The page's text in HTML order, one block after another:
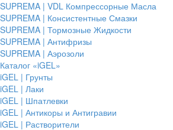
SUPREMA | VDL Компрессорные Масла
SUPREMA | Консистентные Смазки
SUPREMA | Тормозные Жидкости
SUPREMA | Антифризы
SUPREMA | Аэрозоли
Каталог «iGEL»
iGEL | Грунты
iGEL | Лаки
iGEL | Шпатлевки
iGEL | Антикоры и Антигравии
iGEL | Растворители